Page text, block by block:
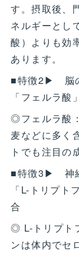
す。摂取後、
ネルギーとし
酸）よりも効
あります。
■特徴2▶ 脳の
「フェルラ酸
◎フェルラ酸
麦などに多く
トでも注目の
■特徴3▶ 神経
「L-トリプト
合
◎ L-トリプト
ンは体内でセ